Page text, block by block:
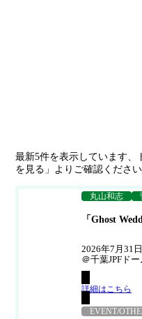
最新5件を表示しています、
を見る」よりご確認ください
丸山和志
「Ghost
2026年7月31
＠千葉JPFドー
詳細はこちら
EVENT/